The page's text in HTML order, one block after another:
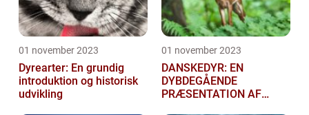
01 november 2023
Dyrearter: En grundig
introduktion og historisk
udvikling
01 november 2023
DANSKEDYR: EN
DYBDEGÅENDE
PRÆSENTATION AF